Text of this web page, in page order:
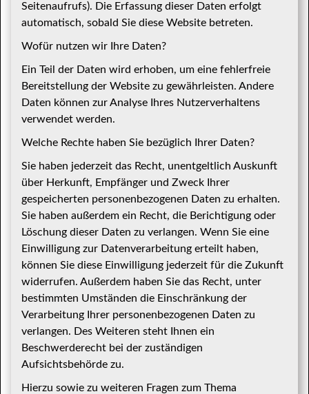
Seitenaufrufs). Die Erfassung dieser Daten erfolgt
automatisch, sobald Sie diese Website betreten.
Wofür nutzen wir Ihre Daten?
Ein Teil der Daten wird erhoben, um eine fehlerfreie
Bereitstellung der Website zu gewährleisten. Andere
Daten können zur Analyse Ihres Nutzerverhaltens
verwendet werden.
Welche Rechte haben Sie bezüglich Ihrer Daten?
Sie haben jederzeit das Recht, unentgeltlich Auskunft
über Herkunft, Empfänger und Zweck Ihrer
gespeicherten personenbezogenen Daten zu erhalten.
Sie haben außerdem ein Recht, die Berichtigung oder
Löschung dieser Daten zu verlangen. Wenn Sie eine
Einwilligung zur Datenverarbeitung erteilt haben,
können Sie diese Einwilligung jederzeit für die Zukunft
widerrufen. Außerdem haben Sie das Recht, unter
bestimmten Umständen die Einschränkung der
Verarbeitung Ihrer personenbezogenen Daten zu
verlangen. Des Weiteren steht Ihnen ein
Beschwerderecht bei der zuständigen
Aufsichtsbehörde zu.
Hierzu sowie zu weiteren Fragen zum Thema